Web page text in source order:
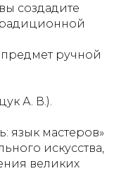
создадите
ручной
А. В.).
язык мастеров»
искусства,
великих